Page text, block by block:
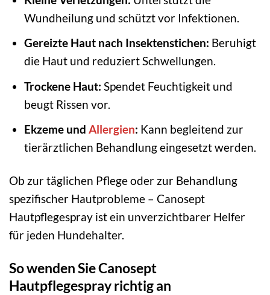
Wundheilung und schützt vor Infektionen.
Gereizte Haut nach Insektenstichen: Beruhigt
die Haut und reduziert Schwellungen.
Trockene Haut: Spendet Feuchtigkeit und
beugt Rissen vor.
Ekzeme und Allergien: Kann begleitend zur
tierärztlichen Behandlung eingesetzt werden.
Ob zur täglichen Pflege oder zur Behandlung
spezifischer Hautprobleme – Canosept
Hautpflegespray ist ein unverzichtbarer Helfer
für jeden Hundehalter.
So wenden Sie Canosept
Hautpflegespray richtig an